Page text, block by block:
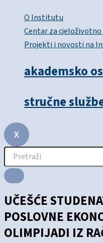
O Institutu
Centar za cjeloživotno
Projekti i novosti na
akademsko
stručne
X
UČEŠĆE
POSLOVNE
OLIMPIJADI IZ